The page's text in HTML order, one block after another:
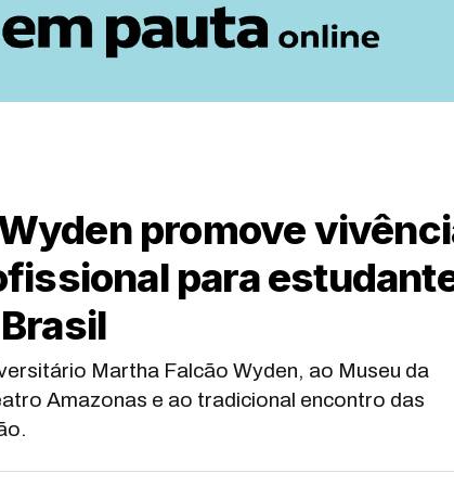
promove
para
Martha Falcão Wyden, ao Museu da
Amazonas e ao tradicional encontro das